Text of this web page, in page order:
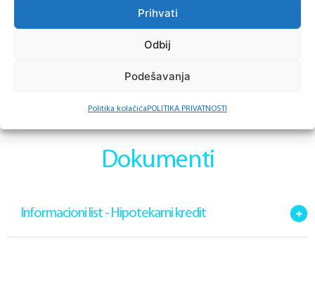
Prihvati
Odbij
Podešavanja
Politika kolačićaPOLITIKA PRIVATNOSTI
Dokumenti
Informacioni list - Hipotekarni kredit